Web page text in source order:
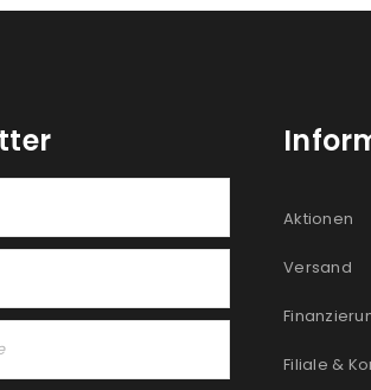
Aktionen
Versand
Filiale &